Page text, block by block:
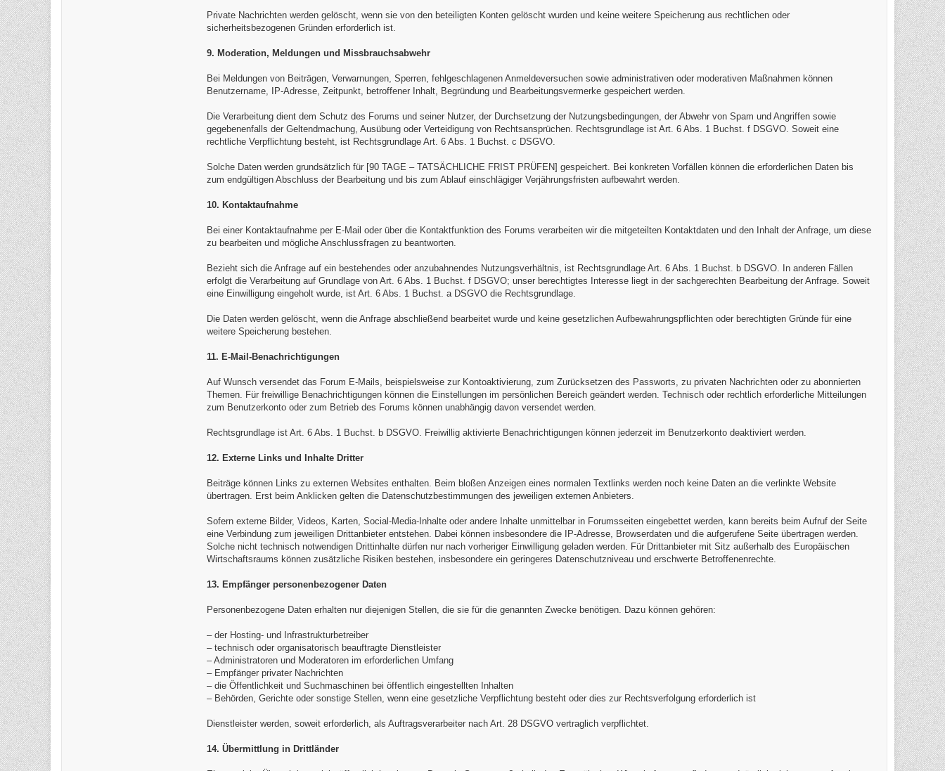
Private Nachrichten werden gelöscht, wenn sie von den beteiligten Konten gelöscht wurden und keine weitere Speicherung aus rechtlichen oder
sicherheitsbezogenen Gründen erforderlich ist.
9. Moderation, Meldungen und Missbrauchsabwehr
Bei Meldungen von Beiträgen, Verwarnungen, Sperren, fehlgeschlagenen Anmeldeversuchen sowie administrativen oder moderativen Maßnahmen können
Benutzername, IP-Adresse, Zeitpunkt, betroffener Inhalt, Begründung und Bearbeitungsvermerke gespeichert werden.
Die Verarbeitung dient dem Schutz des Forums und seiner Nutzer, der Durchsetzung der Nutzungsbedingungen, der Abwehr von Spam und Angriffen sowie
gegebenenfalls der Geltendmachung, Ausübung oder Verteidigung von Rechtsansprüchen. Rechtsgrundlage ist Art. 6 Abs. 1 Buchst. f DSGVO. Soweit eine
rechtliche Verpflichtung besteht, ist Rechtsgrundlage Art. 6 Abs. 1 Buchst. c DSGVO.
Solche Daten werden grundsätzlich für [90 TAGE – TATSÄCHLICHE FRIST PRÜFEN] gespeichert. Bei konkreten Vorfällen können die erforderlichen Daten bis
zum endgültigen Abschluss der Bearbeitung und bis zum Ablauf einschlägiger Verjährungsfristen aufbewahrt werden.
10. Kontaktaufnahme
Bei einer Kontaktaufnahme per E-Mail oder über die Kontaktfunktion des Forums verarbeiten wir die mitgeteilten Kontaktdaten und den Inhalt der Anfrage, um diese
zu bearbeiten und mögliche Anschlussfragen zu beantworten.
Bezieht sich die Anfrage auf ein bestehendes oder anzubahnendes Nutzungsverhältnis, ist Rechtsgrundlage Art. 6 Abs. 1 Buchst. b DSGVO. In anderen Fällen
erfolgt die Verarbeitung auf Grundlage von Art. 6 Abs. 1 Buchst. f DSGVO; unser berechtigtes Interesse liegt in der sachgerechten Bearbeitung der Anfrage. Soweit
eine Einwilligung eingeholt wurde, ist Art. 6 Abs. 1 Buchst. a DSGVO die Rechtsgrundlage.
Die Daten werden gelöscht, wenn die Anfrage abschließend bearbeitet wurde und keine gesetzlichen Aufbewahrungspflichten oder berechtigten Gründe für eine
weitere Speicherung bestehen.
11. E-Mail-Benachrichtigungen
Auf Wunsch versendet das Forum E-Mails, beispielsweise zur Kontoaktivierung, zum Zurücksetzen des Passworts, zu privaten Nachrichten oder zu abonnierten
Themen. Für freiwillige Benachrichtigungen können die Einstellungen im persönlichen Bereich geändert werden. Technisch oder rechtlich erforderliche Mitteilungen
zum Benutzerkonto oder zum Betrieb des Forums können unabhängig davon versendet werden.
Rechtsgrundlage ist Art. 6 Abs. 1 Buchst. b DSGVO. Freiwillig aktivierte Benachrichtigungen können jederzeit im Benutzerkonto deaktiviert werden.
12. Externe Links und Inhalte Dritter
Beiträge können Links zu externen Websites enthalten. Beim bloßen Anzeigen eines normalen Textlinks werden noch keine Daten an die verlinkte Website
übertragen. Erst beim Anklicken gelten die Datenschutzbestimmungen des jeweiligen externen Anbieters.
Sofern externe Bilder, Videos, Karten, Social-Media-Inhalte oder andere Inhalte unmittelbar in Forumsseiten eingebettet werden, kann bereits beim Aufruf der Seite
eine Verbindung zum jeweiligen Drittanbieter entstehen. Dabei können insbesondere die IP-Adresse, Browserdaten und die aufgerufene Seite übertragen werden.
Solche nicht technisch notwendigen Drittinhalte dürfen nur nach vorheriger Einwilligung geladen werden. Für Drittanbieter mit Sitz außerhalb des Europäischen
Wirtschaftsraums können zusätzliche Risiken bestehen, insbesondere ein geringeres Datenschutzniveau und erschwerte Betroffenenrechte.
13. Empfänger personenbezogener Daten
Personenbezogene Daten erhalten nur diejenigen Stellen, die sie für die genannten Zwecke benötigen. Dazu können gehören:
– der Hosting- und Infrastrukturbetreiber
– technisch oder organisatorisch beauftragte Dienstleister
– Administratoren und Moderatoren im erforderlichen Umfang
– Empfänger privater Nachrichten
– die Öffentlichkeit und Suchmaschinen bei öffentlich eingestellten Inhalten
– Behörden, Gerichte oder sonstige Stellen, wenn eine gesetzliche Verpflichtung besteht oder dies zur Rechtsverfolgung erforderlich ist
Dienstleister werden, soweit erforderlich, als Auftragsverarbeiter nach Art. 28 DSGVO vertraglich verpflichtet.
14. Übermittlung in Drittländer